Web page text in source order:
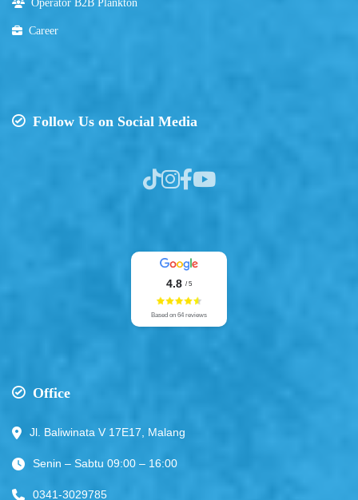
Operator B2B Plankton
Career
Follow Us on Social Media
4.8 / 5
Based on 64 reviews
Office
Jl. Baliwinata V 17E17, Malang
Senin – Sabtu 09:00 – 16:00
0341-3029785